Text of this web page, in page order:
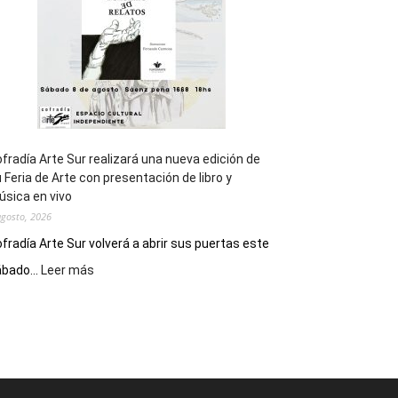
Epade
2027
Arte Sur realizará una nueva edición de
Feria de Arte con presentación de libro y
en vivo
2026
Arte Sur volverá a abrir sus puertas este
Leer más
nueva